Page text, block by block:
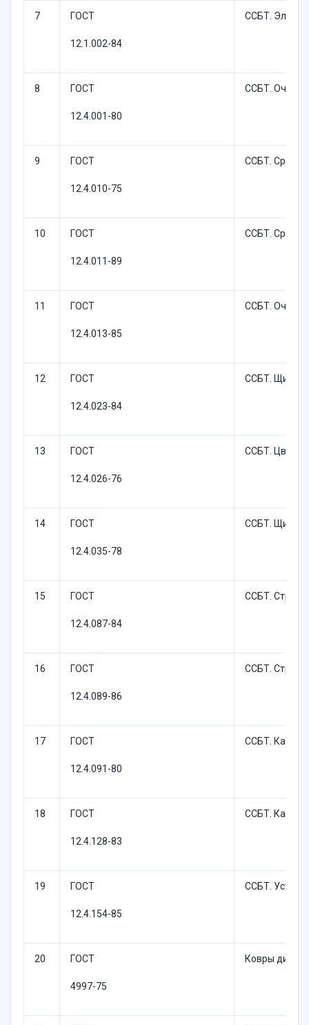
7 ГОСТ
12.1.002-84
ССБТ.
8 ГОСТ
12.4.001-80
ССБТ. Очки
9 ГОСТ
12.4.010-75
ССБТ.
10 ГОСТ
12.4.011-89
ССБТ.
11 ГОСТ
12.4.013-85
ССБТ. Очки
12 ГОСТ
12.4.023-84
ССБТ. Щитки
13 ГОСТ
12.4.026-76
ССБТ. Цвета
14 ГОСТ
12.4.035-78
ССБТ. Щитки
15 ГОСТ
12.4.087-84
ССБТ.
16 ГОСТ
12.4.089-86
ССБТ.
17 ГОСТ
12.4.091-80
ССБТ. Каски
18 ГОСТ
12.4.128-83
ССБТ. Каски
19 ГОСТ
12.4.154-85
ССБТ.
20 ГОСТ
4997-75
Ковры